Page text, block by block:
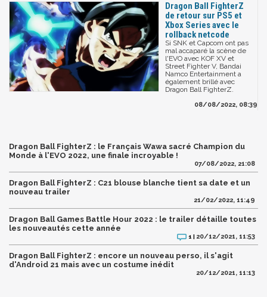
Dragon Ball FighterZ
de retour sur PS5 et
Xbox Series avec le
rollback netcode
Si SNK et Capcom ont pas
mal accaparé la scène de
l'EVO avec KOF XV et
Street Fighter V, Bandai
Namco Entertainment a
également brillé avec
Dragon Ball FighterZ.
08/08/2022, 08:39
Dragon Ball FighterZ : le Français Wawa sacré Champion du
Monde à l'EVO 2022, une finale incroyable !
07/08/2022, 21:08
Dragon Ball FighterZ : C21 blouse blanche tient sa date et un
nouveau trailer
21/02/2022, 11:49
Dragon Ball Games Battle Hour 2022 : le trailer détaille toutes
les nouveautés cette année
1 | 20/12/2021, 11:53
Dragon Ball FighterZ : encore un nouveau perso, il s'agit
d'Android 21 mais avec un costume inédit
20/12/2021, 11:13